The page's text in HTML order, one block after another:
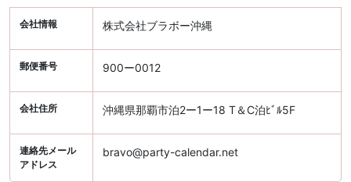
会社情報 株式会社ブラボー沖縄
郵便番号 900ー0012
会社住所 沖縄県那覇市泊2ー1ー18 T＆C泊ﾋﾞﾙ5F
連絡先メール
アドレス
bravo@party-calendar.net